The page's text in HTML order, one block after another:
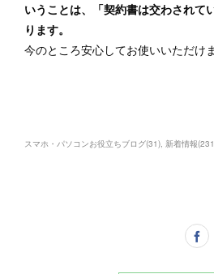
いうことは、「契約書は交わされて
ります。
今のところ安心してお使いいただけま
スマホ・パソコンお役立ちブログ(31) 新着情報(231